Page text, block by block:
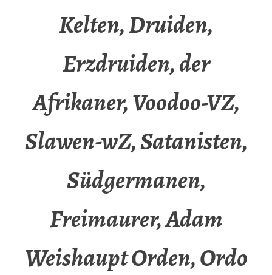
Kelten, Druiden,
Erzdruiden, der
Afrikaner, Voodoo-VZ,
Slawen-wZ, Satanisten,
Südgermanen,
Freimaurer, Adam
Weishaupt Orden, Ordo